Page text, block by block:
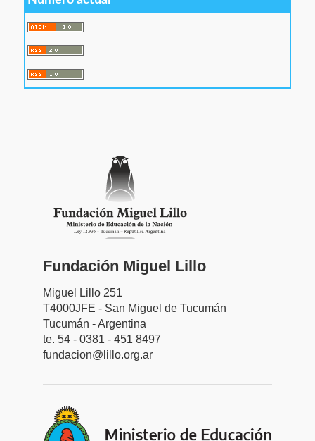
Fundación Miguel Lillo
Miguel Lillo 251
T4000JFE - San Miguel de Tucumán
Tucumán - Argentina
te. 54 - 0381 - 451 8497
fundacion@lillo.org.ar